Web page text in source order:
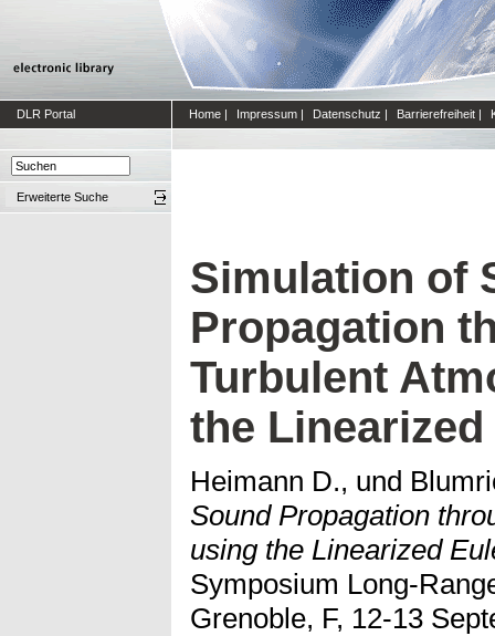
DLR Portal Home | Impressum | Datenschutz | Barrierefreiheit |
Erweiterte Suche
Simulation of
Propagation
Turbulent
the
Heimann D., und
Sound Propagation
using the Linearized
Symposium Long-
Grenoble, F, 12-13